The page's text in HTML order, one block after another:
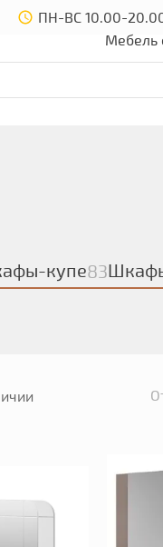
Мебель
купе83